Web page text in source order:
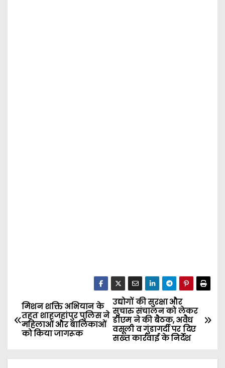
P
o
उद्योगों की सुरक्षा और
सुचारु संचालन को लेकर
डीएम ने की बैठक, अवैध
वसूली व गुंडागर्दी पर दिए
सख्त कार्रवाई के निर्देश
मिशन शक्ति अभियान के
तहत शाहजहांपुर पुलिस ने
महिलाओं और बालिकाओं
को किया जागरूक